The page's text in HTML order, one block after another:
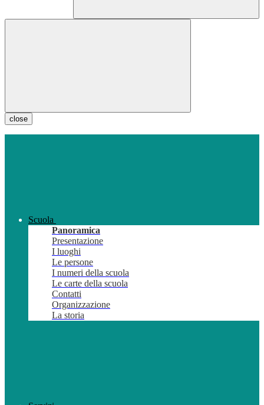
close
Scuola
Panoramica
Presentazione
I luoghi
Le persone
I numeri della scuola
Le carte della scuola
Contatti
Organizzazione
La storia